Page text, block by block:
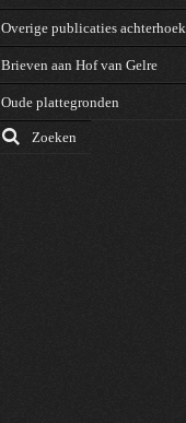
Overige publicaties achterhoek
Brieven aan Hof van Gelre
Oude plattegronden
Zoeken